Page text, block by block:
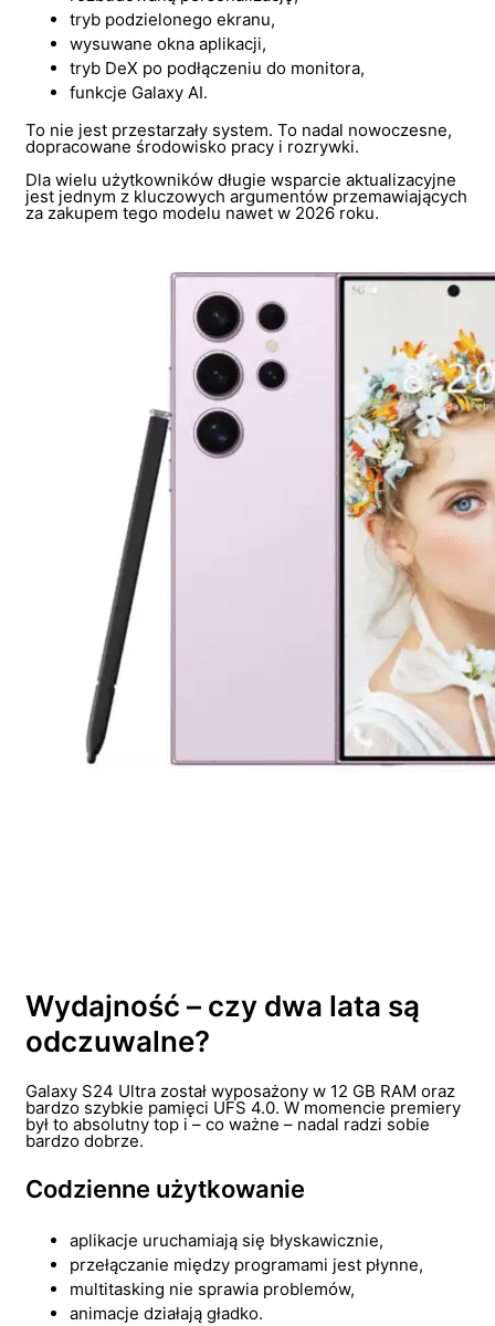
tryb podzielonego ekranu,
wysuwane okna aplikacji,
tryb DeX po podłączeniu do monitora,
funkcje Galaxy AI.
To nie jest przestarzały system. To nadal nowoczesne,
dopracowane środowisko pracy i rozrywki.
Dla wielu użytkowników długie wsparcie aktualizacyjne
jest jednym z kluczowych argumentów przemawiających
za zakupem tego modelu nawet w 2026 roku.
Wydajność – czy dwa lata są
odczuwalne?
Galaxy S24 Ultra został wyposażony w 12 GB RAM oraz
bardzo szybkie pamięci UFS 4.0. W momencie premiery
był to absolutny top i – co ważne – nadal radzi sobie
bardzo dobrze.
Codzienne użytkowanie
aplikacje uruchamiają się błyskawicznie,
przełączanie między programami jest płynne,
multitasking nie sprawia problemów,
animacje działają gładko.